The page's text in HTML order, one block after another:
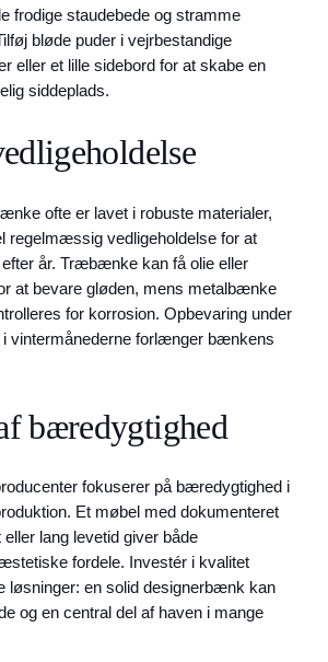
frodige staudebede og stramme
bløde puder i vejrbestandige
eller et lille sidebord for at skabe en
siddeplads.
ofte er lavet i robuste materialer,
regelmæssig vedligeholdelse for at
år. Træbænke kan få olie eller
at bevare gløden, mens metalbænke
for korrosion. Opbevaring under
vintermånederne forlænger bænkens
bæredygtighed
fokuserer på bæredygtighed i
Et møbel med dokumenteret
lang levetid giver både
fordele. Investér i kvalitet
løsninger: en solid designerbænk kan
og en central del af haven i mange